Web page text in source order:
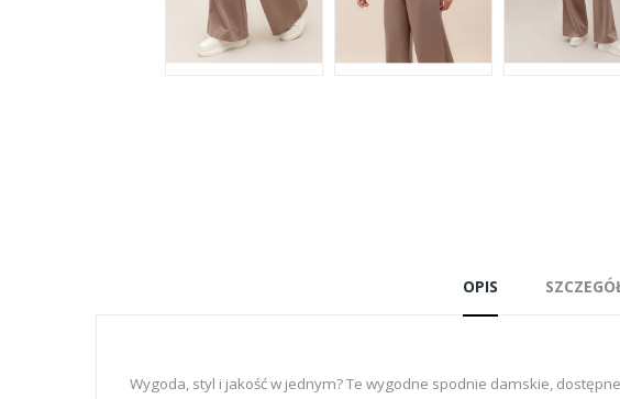
OPIS
Wygoda, styl i jakość w jednym? Te wygodne spodnie damskie,